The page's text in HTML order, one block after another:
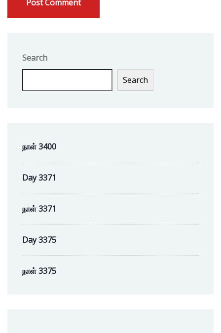
Search
Search
நாள் 3400
Day 3371
நாள் 3371
Day 3375
நாள் 3375